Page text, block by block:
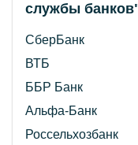
службы
СберБанк
ВТБ
ББР Банк
Альфа-Банк
Россельхозбанк